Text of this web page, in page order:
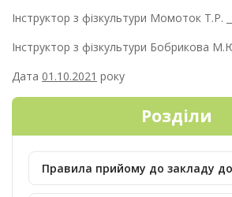
Інструктор з фізкультури Момоток Т.Р.
Інструктор з фізкультури Бобрикова М.Ю.
Дата 01.10.2021 року
Розділи
Правила прийому до закладу